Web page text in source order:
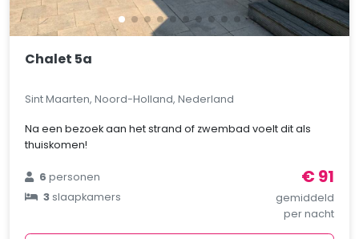
Chalet 5a
Sint Maarten, Noord-Holland, Nederland
Na een bezoek aan het strand of zwembad voelt dit als
thuiskomen!
6personen
3slaapkamers
€ 91
gemiddeld
per nacht